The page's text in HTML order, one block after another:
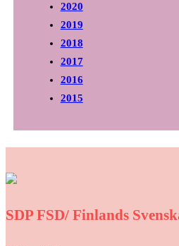
2020
2019
2018
2017
2016
2015
SDP FSD/ Finlands